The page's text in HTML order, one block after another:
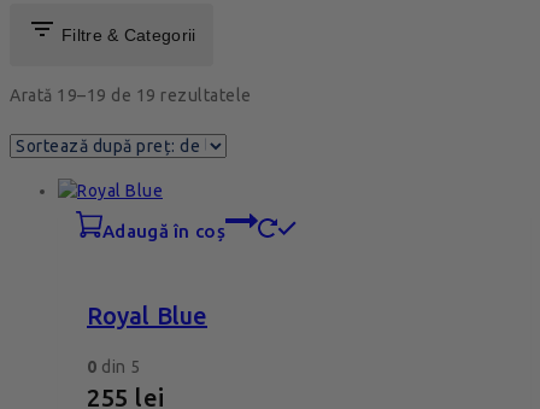
Filtre & Categorii
Arată 19–19 de 19 rezultatele
adaugă în coș
Royal Blue
0 din 5
255 lei